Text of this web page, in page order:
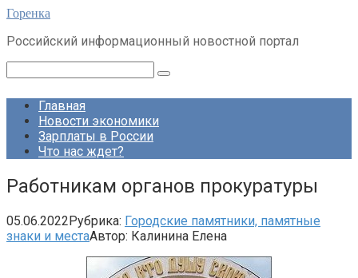
Перейти
контенту
Горенка
Российский информационный новостной портал
Главная
Новости экономики
Зарплаты в России
Что нас ждет?
Работникам органов прокуратуры
05.06.2022Рубрика: Городские памятники, памятные
знаки и местаАвтор: Калинина Елена